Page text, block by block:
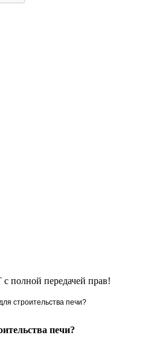
передачей прав!
строительства печи?
печи?